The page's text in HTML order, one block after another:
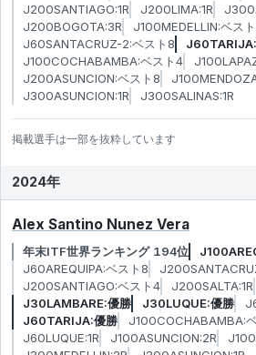
J200SANTIAGO:1R
J200LIMA:1R
J200BOGOTA:3R
J100MEDELLIN:ベス
J60SANTACRUZ-2:ベスト8
J100COCHABAMBA:ベスト4
J200ASUNCION:ベスト8
J300ASUNCION:1R
J300SALINAS:1R
掲載選手は一部を抜粋しています
2024年
Alex Santino Nunez Vera
年末ITF世界ランキング 194位
J60AREQUIPA:ベスト8
J200SANTIAGO:ベスト4
J200SALTA:1R
J30LAMBARE:優勝
J30LUQUE:優勝
J60TARIJA:優勝
J100COCHABAMBA:
J60LUQUE:1R
J100ASUNCION:2R